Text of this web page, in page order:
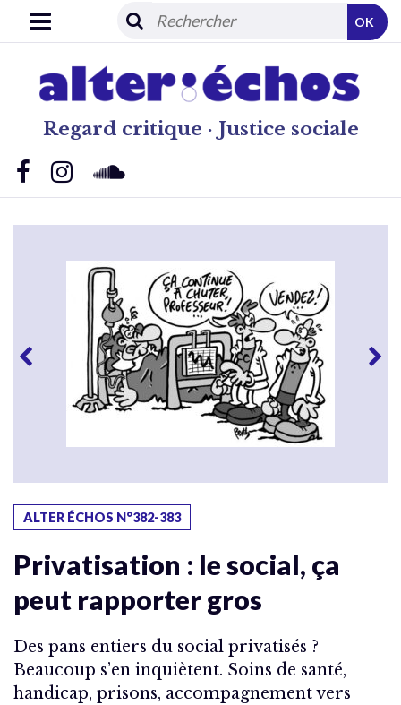
Regard critique · Justice sociale
OK
ALTER ÉCHOS N°382-383
Privatisation : le social, ça
peut rapporter gros
Des pans entiers du social privatisés ?
Beaucoup s’en inquiètent. Soins de santé,
handicap, prisons, accompagnement vers